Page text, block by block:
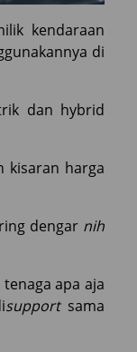
kendaraan
di
dan hybrid
kisaran harga
dengar nih
apa aja
supportsama